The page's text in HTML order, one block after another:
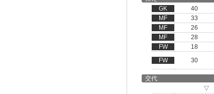
GK
40
MF
33
MF
26
MF
28
FW
18
FW
30
交代
▽